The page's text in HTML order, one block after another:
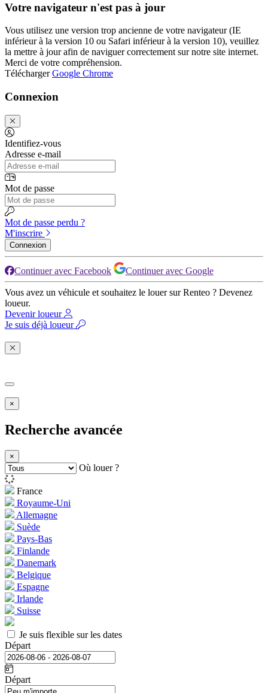
Votre navigateur n'est pas à jour
Vous utilisez une version trop ancienne de votre navigateur (IE
inférieur à la version 10 ou Safari inférieur à la version 10), veuillez
la mettre à jour afin de naviguer correctement sur notre site internet.
Merci de votre compréhension.
TéléchargerGoogle Chrome
Connexion
Identifiez-vous
Adresse e-mail
Mot de passe
Mot de passe perdu ?
M'inscrire
Connexion
Continuer avec Facebook Continuer avec Google
Vous avez un véhicule et souhaitez le louer sur Renteo ? Devenez
loueur.
Devenir loueur
Je suis déjà loueur
×
Recherche avancée
×
Où louer ?
France
Royaume-Uni
Allemagne
Suède
Pays-Bas
Finlande
Danemark
Belgique
Espagne
Irlande
Suisse
Je suis flexible sur les dates
Départ
Départ